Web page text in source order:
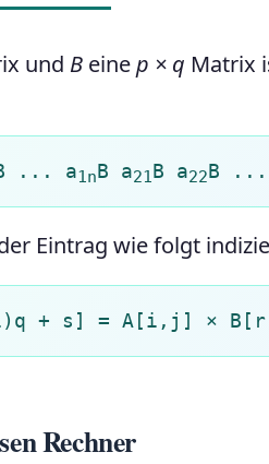
und B einep × q Matrix
... a1nB a21B a22B ...
Eintrag wie folgt
+ s] = A[i,j] ×
Rechner